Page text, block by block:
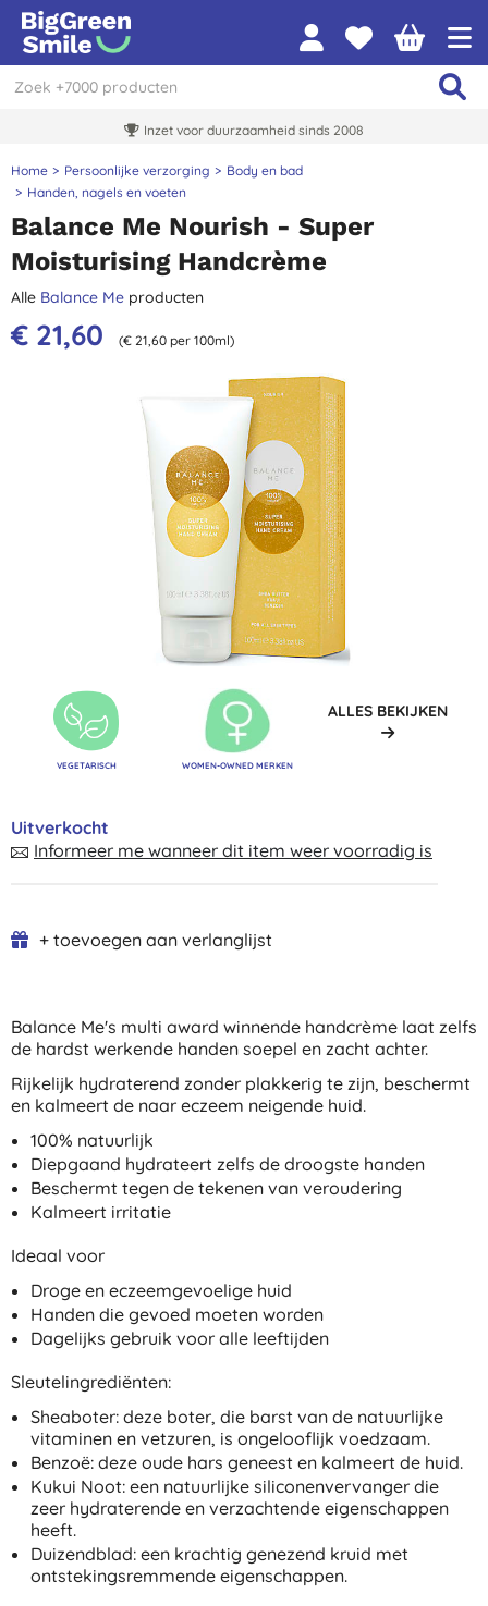
Inzet voor duurzaamheid sinds 2008
Home Persoonlijke verzorging
Body en bad
Handen, nagels en voeten
Balance Me Nourish - Super
Moisturising Handcrème
Alle Balance Me producten
€ 21,60 (€ 21,60 per 100ml)
VEGETARISCH WOMEN-OWNED MERKEN
ALLES BEKIJKEN
Uitverkocht
Informeer me wanneer dit item weer voorradig is
+ toevoegen aan verlanglijst
Balance Me's multi award winnende handcrème laat zelfs
de hardst werkende handen soepel en zacht achter.
Rijkelijk hydraterend zonder plakkerig te zijn, beschermt
en kalmeert de naar eczeem neigende huid.
100% natuurlijk
Diepgaand hydrateert zelfs de droogste handen
Beschermt tegen de tekenen van veroudering
Kalmeert irritatie
Ideaal voor
Droge en eczeemgevoelige huid
Handen die gevoed moeten worden
Dagelijks gebruik voor alle leeftijden
Sleutelingrediënten:
Sheaboter: deze boter, die barst van de natuurlijke
vitaminen en vetzuren, is ongelooflijk voedzaam.
Benzoë: deze oude hars geneest en kalmeert de huid.
Kukui Noot: een natuurlijke siliconenvervanger die
zeer hydraterende en verzachtende eigenschappen
heeft.
Duizendblad: een krachtig genezend kruid met
ontstekingsremmende eigenschappen.